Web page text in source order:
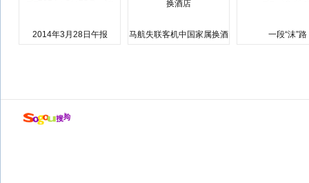
2014年3月28日午报
马航失联客机中国家属换酒
一段“沫”路